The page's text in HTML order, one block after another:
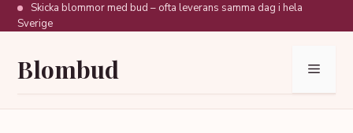
Hoppa
till
Skicka blommor med bud – ofta leverans samma dag i hela
Sverige
Blombud Meny